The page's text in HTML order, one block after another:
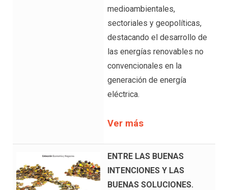
medioambientales,
sectoriales y geopolíticas,
destacando el desarrollo de
las energías renovables no
convencionales en la
generación de energía
eléctrica.
Ver más
ENTRE LAS BUENAS
INTENCIONES Y LAS
BUENAS SOLUCIONES.